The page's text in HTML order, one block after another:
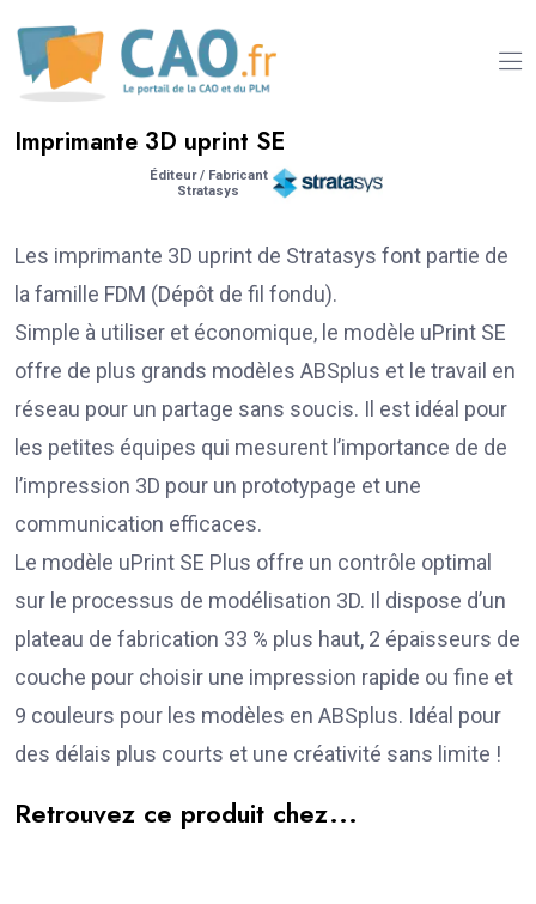
Imprimante 3D uprint SE
Éditeur / Fabricant
Stratasys
Les imprimante 3D uprint de Stratasys font partie de
la famille FDM (Dépôt de fil fondu).
Simple à utiliser et économique, le modèle uPrint SE
offre de plus grands modèles ABSplus et le travail en
réseau pour un partage sans soucis. Il est idéal pour
les petites équipes qui mesurent l’importance de de
l’impression 3D pour un prototypage et une
communication efficaces.
Le modèle uPrint SE Plus offre un contrôle optimal
sur le processus de modélisation 3D. Il dispose d’un
plateau de fabrication 33 % plus haut, 2 épaisseurs de
couche pour choisir une impression rapide ou fine et
9 couleurs pour les modèles en ABSplus. Idéal pour
des délais plus courts et une créativité sans limite !
Retrouvez ce produit chez...